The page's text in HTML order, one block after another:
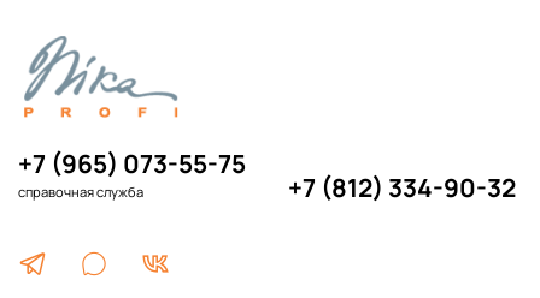
+7 (965) 073-55-75
справочная служба +7 (812) 334-90-32